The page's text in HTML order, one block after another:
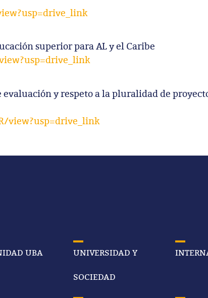
superior para AL y el Caribe
y respeto a la pluralidad de
view?usp=drive_link
UBA UNIVERSIDAD Y
SOCIEDAD